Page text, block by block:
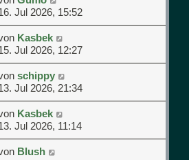
Jul 2026, 15:52
Kasbek
Jul 2026, 12:27
schippy
Jul 2026, 21:34
Kasbek
Jul 2026, 11:14
Blush